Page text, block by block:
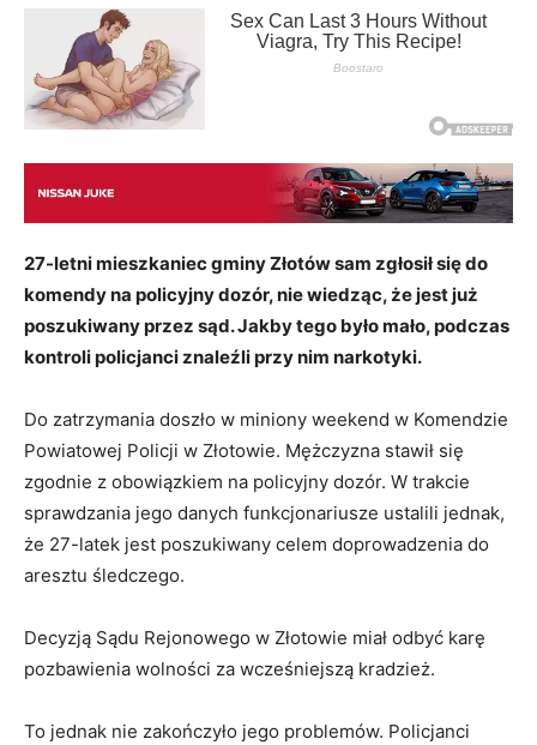
27-letni mieszkaniec gminy Złotów sam zgłosił się do
komendy na policyjny dozór, nie wiedząc, że jest już
poszukiwany przez sąd. Jakby tego było mało, podczas
kontroli policjanci znaleźli przy nim narkotyki.
Do zatrzymania doszło w miniony weekend w Komendzie
Powiatowej Policji w Złotowie. Mężczyzna stawił się
zgodnie z obowiązkiem na policyjny dozór. W trakcie
sprawdzania jego danych funkcjonariusze ustalili jednak,
że 27-latek jest poszukiwany celem doprowadzenia do
aresztu śledczego.
Decyzją Sądu Rejonowego w Złotowie miał odbyć karę
pozbawienia wolności za wcześniejszą kradzież.
To jednak nie zakończyło jego problemów. Policjanci